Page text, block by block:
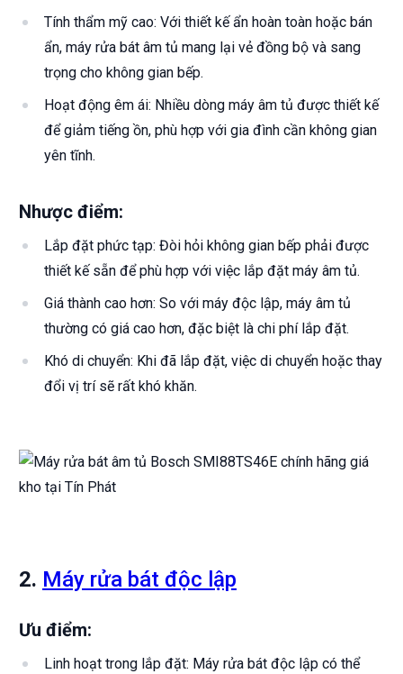
Tính thẩm mỹ cao: Với thiết kế ẩn hoàn toàn hoặc bán
ẩn, máy rửa bát âm tủ mang lại vẻ đồng bộ và sang
trọng cho không gian bếp.
Hoạt động êm ái: Nhiều dòng máy âm tủ được thiết kế
để giảm tiếng ồn, phù hợp với gia đình cần không gian
yên tĩnh.
Nhược điểm:
Lắp đặt phức tạp: Đòi hỏi không gian bếp phải được
thiết kế sẵn để phù hợp với việc lắp đặt máy âm tủ.
Giá thành cao hơn: So với máy độc lập, máy âm tủ
thường có giá cao hơn, đặc biệt là chi phí lắp đặt.
Khó di chuyển: Khi đã lắp đặt, việc di chuyển hoặc thay
đổi vị trí sẽ rất khó khăn.
2. Máy rửa bát độc lập
Ưu điểm:
Linh hoạt trong lắp đặt: Máy rửa bát độc lập có thể